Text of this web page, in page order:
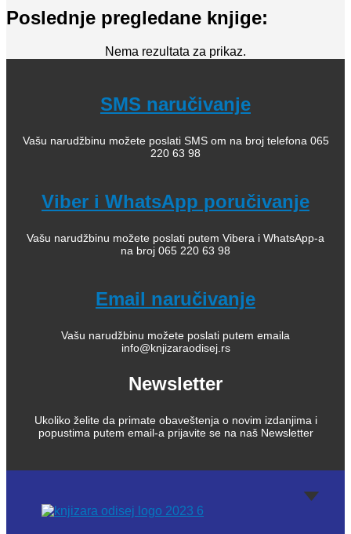
Poslednje pregledane knjige:
Nema rezultata za prikaz.
SMS naručivanje
Vašu narudžbinu možete poslati SMS om na broj telefona 065
220 63 98
Viber i WhatsApp poručivanje
Vašu narudžbinu možete poslati putem Vibera i WhatsApp-a
na broj 065 220 63 98
Email naručivanje
Vašu narudžbinu možete poslati putem emaila
info@knjizaraodisej.rs
Newsletter
Ukoliko želite da primate obaveštenja o novim izdanjima i
popustima putem email-a prijavite se na naš Newsletter